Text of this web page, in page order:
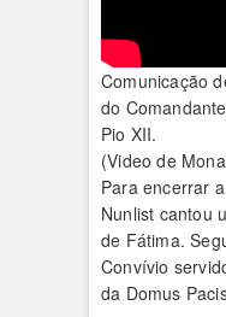
Comunicação
do
Pio XII.
(Video de
Para encerrar
Nunlist cantou
de Fátima.
Convívio
da Domus